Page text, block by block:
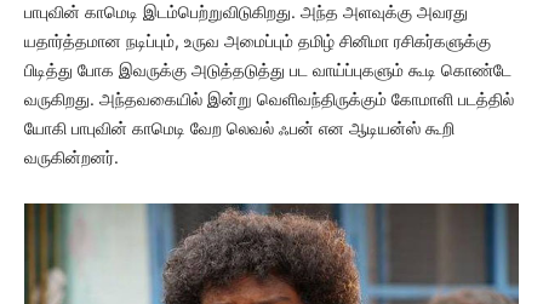
பாபுவின் காமெடி இடம்பெற்றுவிடுகிறது. அந்த அளவுக்கு அவரது
யதார்த்தமான நடிப்பும், உருவ அமைப்பும் தமிழ் சினிமா ரசிகர்களுக்கு
பிடித்து போக இவருக்கு அடுத்தடுத்து பட வாய்ப்புகளும் கூடி கொண்டே
வருகிறது. அந்தவகையில் இன்று வெளிவந்திருக்கும் கோமாளி படத்தில்
யோகி பாபுவின் காமெடி வேற லெவல் ஃபன் என ஆடியன்ஸ் கூறி
வருகின்றனர்.